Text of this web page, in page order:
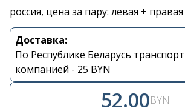
россия, цена за пару: левая + правая
Доставка:
По Республике Беларусь
компанией - 25 BYN
52.00BYN
Контакты
+375 29 870 15 80